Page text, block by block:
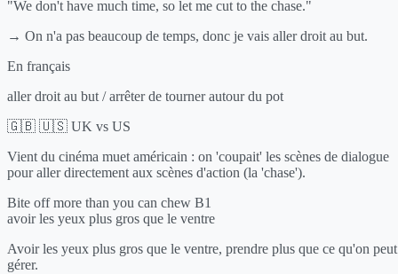
"We don't have much time, so let me cut to the chase."
→ On n'a pas beaucoup de temps, donc je vais aller droit au but.
En français
aller droit au but / arrêter de tourner autour du pot
🇬🇧 🇺🇸 UK vs US
Vient du cinéma muet américain : on 'coupait' les scènes de dialogue
pour aller directement aux scènes d'action (la 'chase').
Bite off more than you can chew B1
avoir les yeux plus gros que le ventre
Avoir les yeux plus gros que le ventre, prendre plus que ce qu'on peut
gérer.